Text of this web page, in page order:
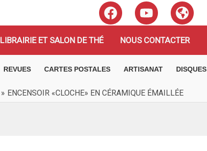
LIBRAIRIE ET SALON DE THÉ NOUS CONTACTER
REVUES CARTES POSTALES ARTISANAT DISQUES
ENCENSOIR «CLOCHE» EN CÉRAMIQUE ÉMAILLÉE